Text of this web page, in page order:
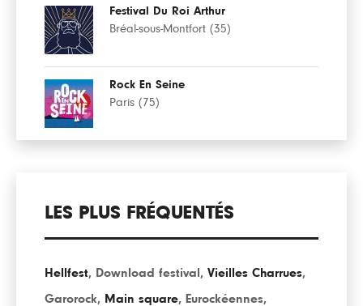
Festival Du Roi Arthur
Bréal-sous-Montfort (35)
Rock En Seine
Paris (75)
LES PLUS FRÉQUENTÉS
Hellfest, Download festival , Vieilles Charrues,
Garorock, Main square, Eurockéennes,